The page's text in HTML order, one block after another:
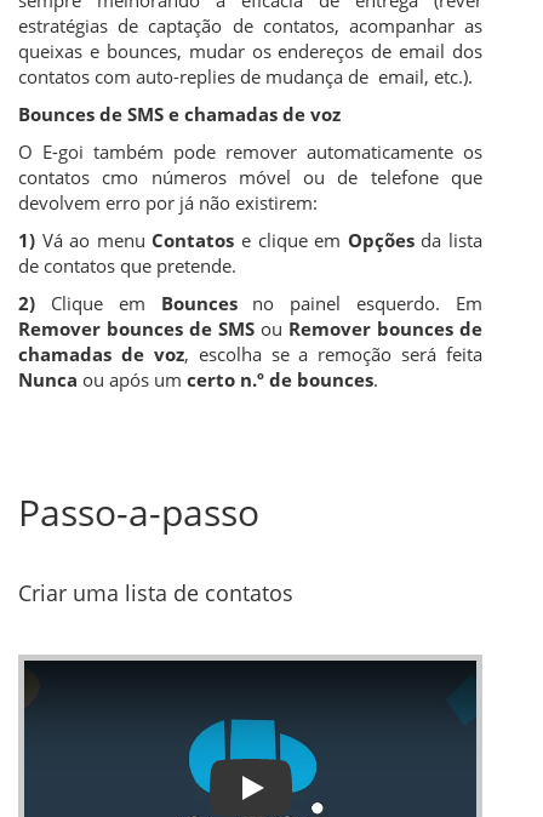
estratégias de captação de contatos, acompanhar as
queixas e bounces, mudar os endereços de email dos
contatos com auto-replies de mudança de email, etc.).
Bounces de SMS e chamadas de voz
O E-goi também pode remover automaticamente os
contatos cmo números móvel ou de telefone que
devolvem erro por já não existirem:
1) Vá ao menu Contatos e clique em Opçõesda lista
de contatos que pretende.
2) Clique em Bouncesno painel esquerdo. Em
Remover bounces de SMS ou Remover bounces de
chamadas de voz, escolha se a remoção será feita
Nunca ou após um certo n.º de bounces.
Passo-a-passo
Criar uma lista de contatos
Play